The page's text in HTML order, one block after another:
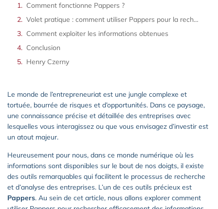
Comment fonctionne Pappers ?
Volet pratique : comment utiliser Pappers pour la recherche d’informations »,
Comment exploiter les informations obtenues
Conclusion
Henry Czerny
Le monde de l’entrepreneuriat est une jungle complexe et
tortuée, bourrée de risques et d’opportunités. Dans ce paysage,
une connaissance précise et détaillée des entreprises avec
lesquelles vous interagissez ou que vous envisagez d’investir est
un atout majeur.
Heureusement pour nous, dans ce monde numérique où les
informations sont disponibles sur le bout de nos doigts, il existe
des outils remarquables qui facilitent le processus de recherche
et d’analyse des entreprises. L’un de ces outils précieux est
Pappers. Au sein de cet article, nous allons explorer comment